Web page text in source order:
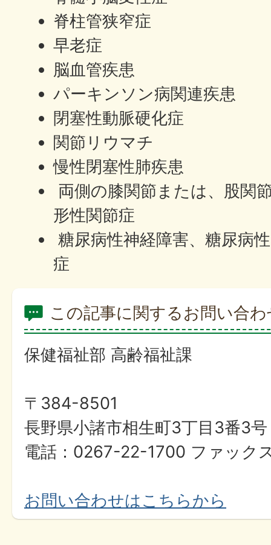
脊柱管狭窄症
早老症
脳血管疾患
パーキンソン病関連疾患
閉塞性動脈硬化症
関節リウマチ
慢性閉塞性肺疾患
両側の膝関節または、股関
形性関節症
糖尿病性神経障害、糖尿病
症
この記事に関するお問い合
保健福祉部 高齢福祉課
〒384-8501
長野県小諸市相生町3丁目3番3号
電話：0267-22-1700 ファック
お問い合わせはこちらから